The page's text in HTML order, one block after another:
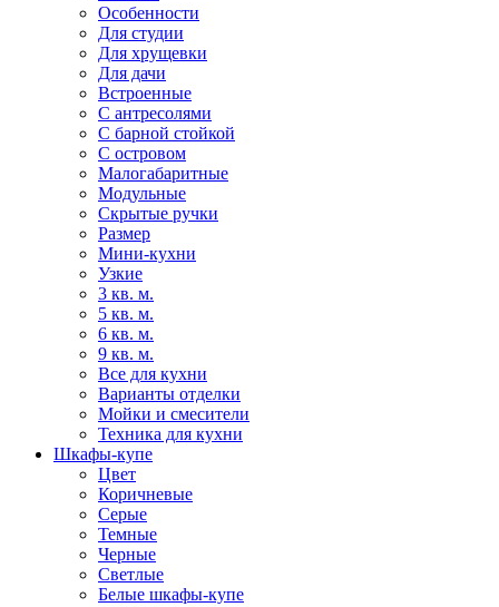
Особенности
Для студии
Для хрущевки
Для дачи
Встроенные
С антресолями
С барной стойкой
С островом
Малогабаритные
Модульные
Скрытые ручки
Размер
Мини-кухни
Узкие
3 кв. м.
5 кв. м.
6 кв. м.
9 кв. м.
Все для кухни
Варианты отделки
Мойки и смесители
Техника для кухни
Шкафы-купе
Цвет
Коричневые
Серые
Темные
Черные
Светлые
Белые шкафы-купе